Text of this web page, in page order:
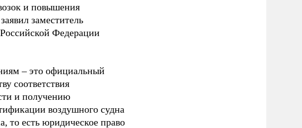
и повышения
заместитель
Федерации
– это официальный
соответствия
и получению
воздушного судна
то есть юридическое право